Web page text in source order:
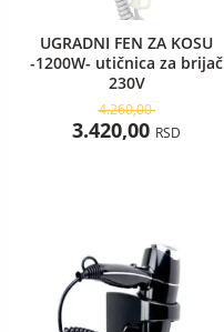
UGRADNI FEN ZA KOSU
-1200W- utičnica za brijač
230V
4.260,00
3.420,00 RSD